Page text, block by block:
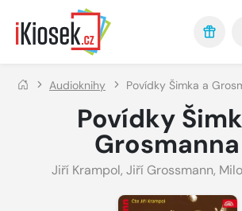
Přejít na hlavní obsah
Audioknihy Povídky Šimka a
Povídky
Jiří Krampol, Jiří Grossmann,